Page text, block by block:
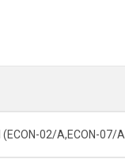
(ECON-02/A,ECON-07/